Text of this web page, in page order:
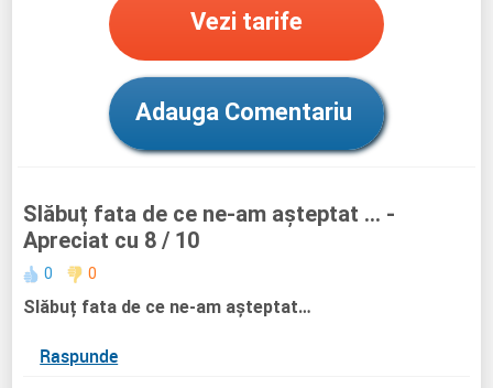
Vezi tarife
Adauga Comentariu
Slăbuț fata de ce ne-am așteptat … -
Apreciat cu 8 / 10
0 0
Slăbuț fata de ce ne-am așteptat…
Raspunde